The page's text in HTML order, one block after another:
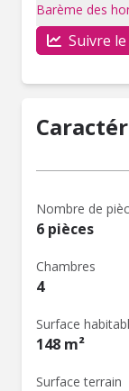
Barème des
Suivre
Nombre de
6 pièces
Chambres
4
Surface
148 m²
Surface terrain